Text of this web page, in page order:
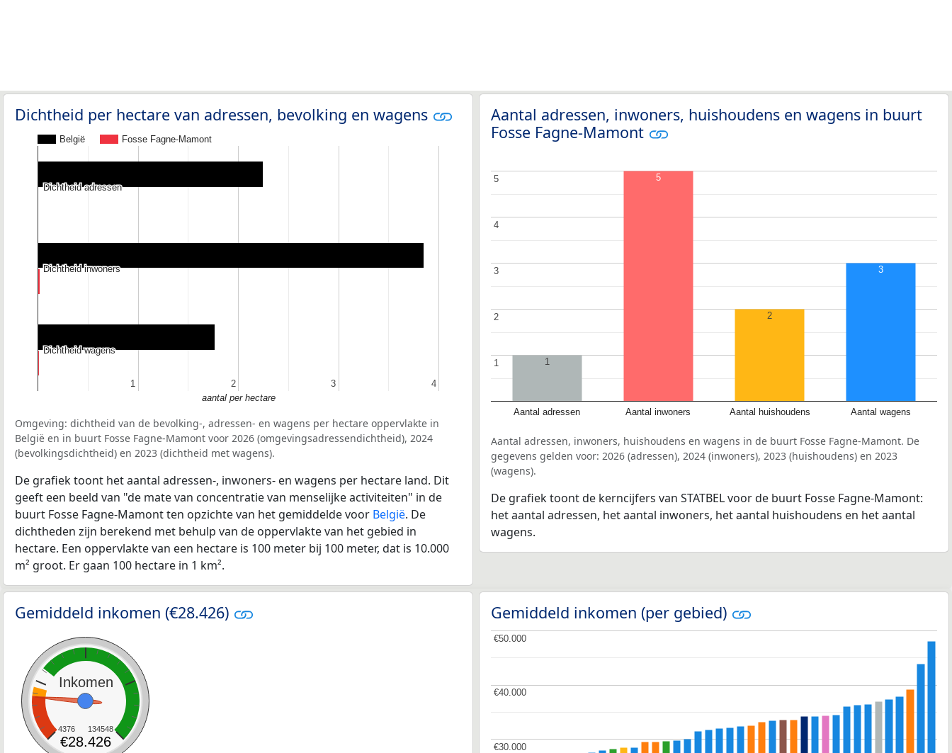
Dichtheid per hectare van adressen, bevolking en wagens
België Fosse Fagne-Mamont
11 2
2 3
3 4
4
Dichtheid adressen
Dichtheid adressen
Dichtheid inwoners
Dichtheid inwoners
Dichtheid wagens
Dichtheid wagens
aantal per hectare
Omgeving: dichtheid van de bevolking-, adressen- en wagens per hectare oppervlakte in
België en in buurt Fosse Fagne-Mamont voor 2026 (omgevingsadressendichtheid), 2024
(bevolkingsdichtheid) en 2023 (dichtheid met wagens).
De grafiek toont het aantal adressen-, inwoners- en wagens per hectare land. Dit
geeft een beeld van "de mate van concentratie van menselijke activiteiten" in de
buurt Fosse Fagne-Mamont ten opzichte van het gemiddelde voor België. De
dichtheden zijn berekend met behulp van de oppervlakte van het gebied in
hectare. Een oppervlakte van een hectare is 100 meter bij 100 meter, dat is 10.000
m² groot. Er gaan 100 hectare in 1 km².
Aantal adressen, inwoners, huishoudens en wagens in buurt
Fosse Fagne-Mamont
Aantal adressen Aantal inwoners Aantal huishoudens Aantal wagens
11
2
2
3
3
4
4
5
5
1
5
2
3
Aantal adressen, inwoners, huishoudens en wagens in de buurt Fosse Fagne-Mamont. De
gegevens gelden voor: 2026 (adressen), 2024 (inwoners), 2023 (huishoudens) en 2023
(wagens).
De grafiek toont de kerncijfers van STATBEL voor de buurt Fosse Fagne-Mamont:
het aantal adressen, het aantal inwoners, het aantal huishoudens en het aantal
wagens.
Gemiddeld inkomen (€28.426)
Inkomen
4376 134548
€28.426
Gemiddeld inkomen (per gebied)
€30.000
€30.000
€40.000
€40.000
€50.000
€50.000